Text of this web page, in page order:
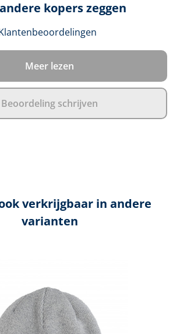
kopers zeggen
Meer lezen
Beoordeling schrijven
verkrijgbaar in andere
varianten